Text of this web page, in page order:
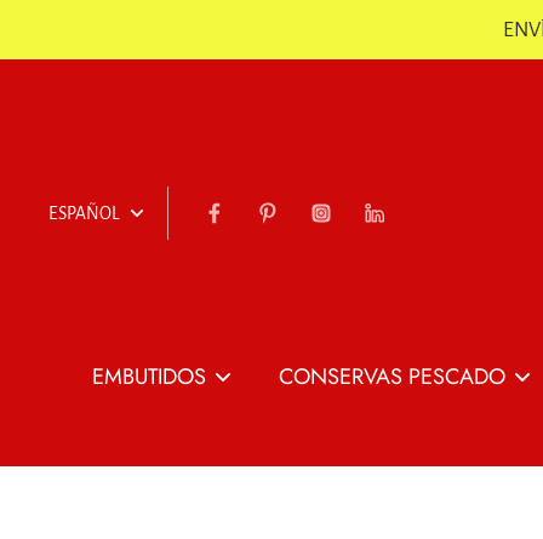
ESPAÑOL
EMBUTIDOS
CONSERVAS PESCADO
Pescado